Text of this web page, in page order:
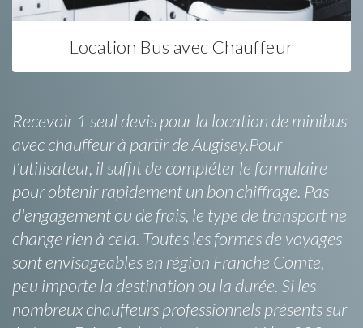
Location Bus avec Chauffeur
Recevoir 1 seul devis pour la location de minibus
avec chauffeur à partir de Augisey.Pour
l’utilisateur, il suffit de compléter le formulaire
pour obtenir rapidement un bon chiffrage. Pas
d'engagement ou de frais, le type de transport ne
change rien à cela. Toutes les formes de voyages
sont envisageables en région Franche Comte,
peu importe la destination ou la durée. Si les
nombreux chauffeurs professionnels présents sur